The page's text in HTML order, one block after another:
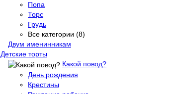
Попа
Торс
Грудь
Все категории (8)
Двум именинникам
Детские торты
Какой повод?
День рождения
Крестины